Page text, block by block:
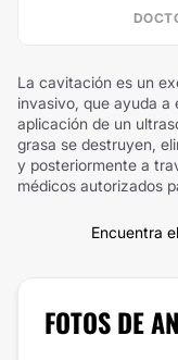
La cavitación es un
invasivo, que ayuda a
aplicación de un
grasa se destruyen,
y posteriormente a
médicos autorizados
Encuentra
FOTOS DE